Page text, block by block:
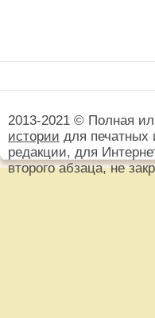
2013-2021 © Полная
истории для печатных
редакции, для
второго абзаца, не